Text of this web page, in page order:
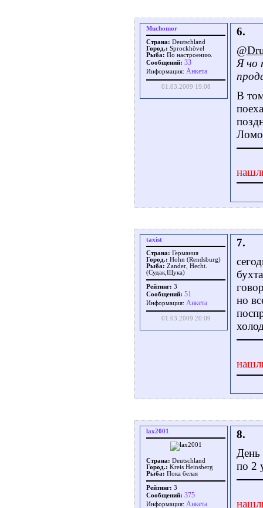
Muchomor
Страна: Deutschland
Город.: Sprockhövel
Рыба: По настроению.
Сообщений: 33
Информация: Aнкета
01.03.2009 19:08
6.
Я чо
В
taxist
Страна: Германия
Город.: Hohn (Rendsburg)
Рыба: Zander, Hecht.
(Судак,Щука)
Рейтинг: 3
Сообщений: 51
Информация: Aнкета
01.03.2009 20:09
7.
но
lax2001
Страна: Deutschland
Город.: Kreis Heinsberg
Рыба: Пока белая
Рейтинг: 3
Сообщений: 375
Информация: Aнкета
8.
День
по 2